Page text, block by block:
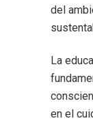
del
La
en el